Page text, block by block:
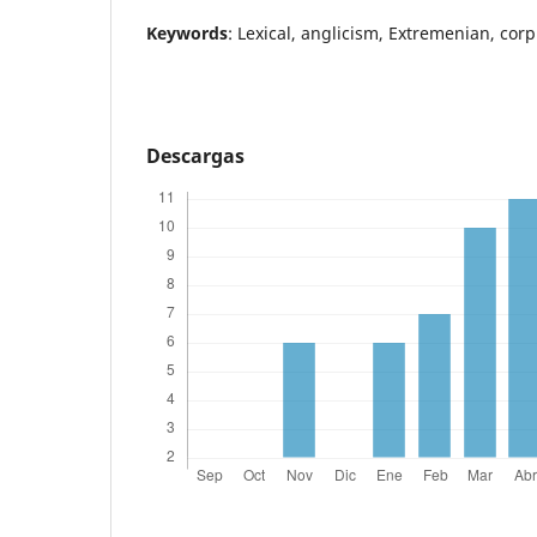
Keywords: Lexical, anglicism, Extremenian,
Descargas